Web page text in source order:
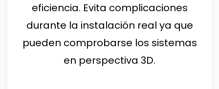
eficiencia. Evita complicaciones
durante la instalación real ya que
pueden comprobarse los sistemas
en perspectiva 3D.